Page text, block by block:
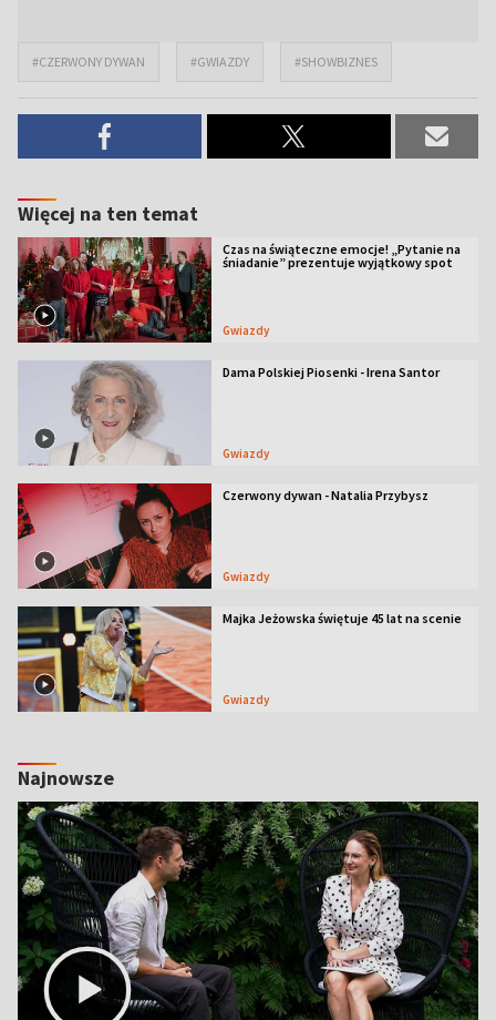
#CZERWONY DYWAN #GWIAZDY #SHOWBIZNES
Więcej na ten temat
Czas na świąteczne emocje! „Pytanie na
śniadanie” prezentuje wyjątkowy spot
Gwiazdy
Dama Polskiej Piosenki - Irena Santor
Gwiazdy
Czerwony dywan - Natalia Przybysz
Gwiazdy
Majka Jeżowska świętuje 45 lat na scenie
Gwiazdy
Najnowsze